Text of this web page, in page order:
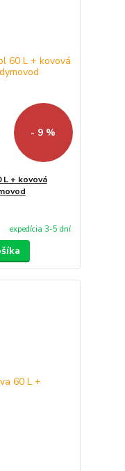
- 9 %
+ kovová
expedícia 3-5 dní